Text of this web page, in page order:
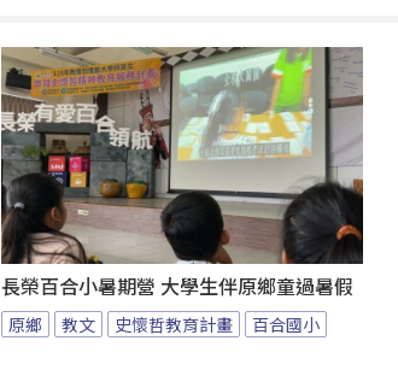
長榮百合小暑期營 大學生伴原鄉童過暑假
原鄉 教文 史懷哲教育計畫 百合國小